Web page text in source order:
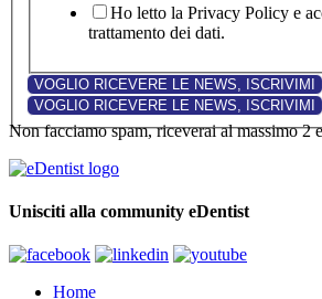
Ho letto la Privacy Policy e
trattamento dei dati.
Non facciamo spam, riceverai al massimo 2
Unisciti alla community eDentist
Home